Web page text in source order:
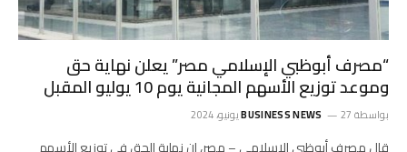
“مصرف أبوظبي الإسلامي مصر” يعلن نهاية حق
وموعد توزيع الأسهم المجانية يوم 10 يوليو المقبل
بواسطة BUSINESS NEWS 27 يونيو، 2024
قال مصرف أبوظبي الإسلامي – مصر، إن نهاية الحق في توزيع الأسهم